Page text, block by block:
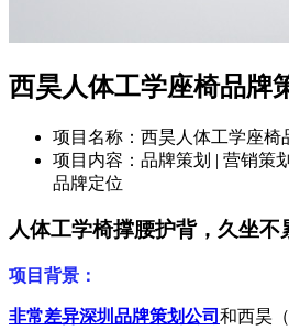
西昊人体工学座椅品牌
项目名称：西昊人体工学座椅
项目内容：品牌策划 | 营销策
品牌定位
人体工学椅撑腰护背，久坐不
项目背景：
非常差异深圳品牌策划公司 和西昊